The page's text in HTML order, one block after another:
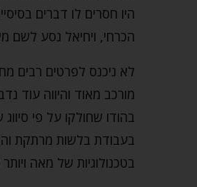
היו חסרים לו דברים
הכרחי, ויחיאל נסע לשם
לא ניכנס לפרטים רבים
מורכב מאוד והיווה עוד
בהודו שחולקו על פי
בעבודת בלשות מרתקת
בטכנולוגיות של מאה